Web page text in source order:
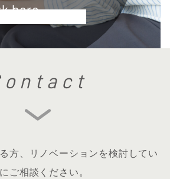
here
方、リノベーションを検討してい
ご相談ください。